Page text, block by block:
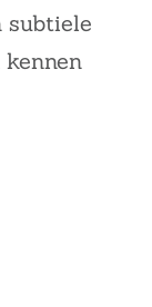
subtiele